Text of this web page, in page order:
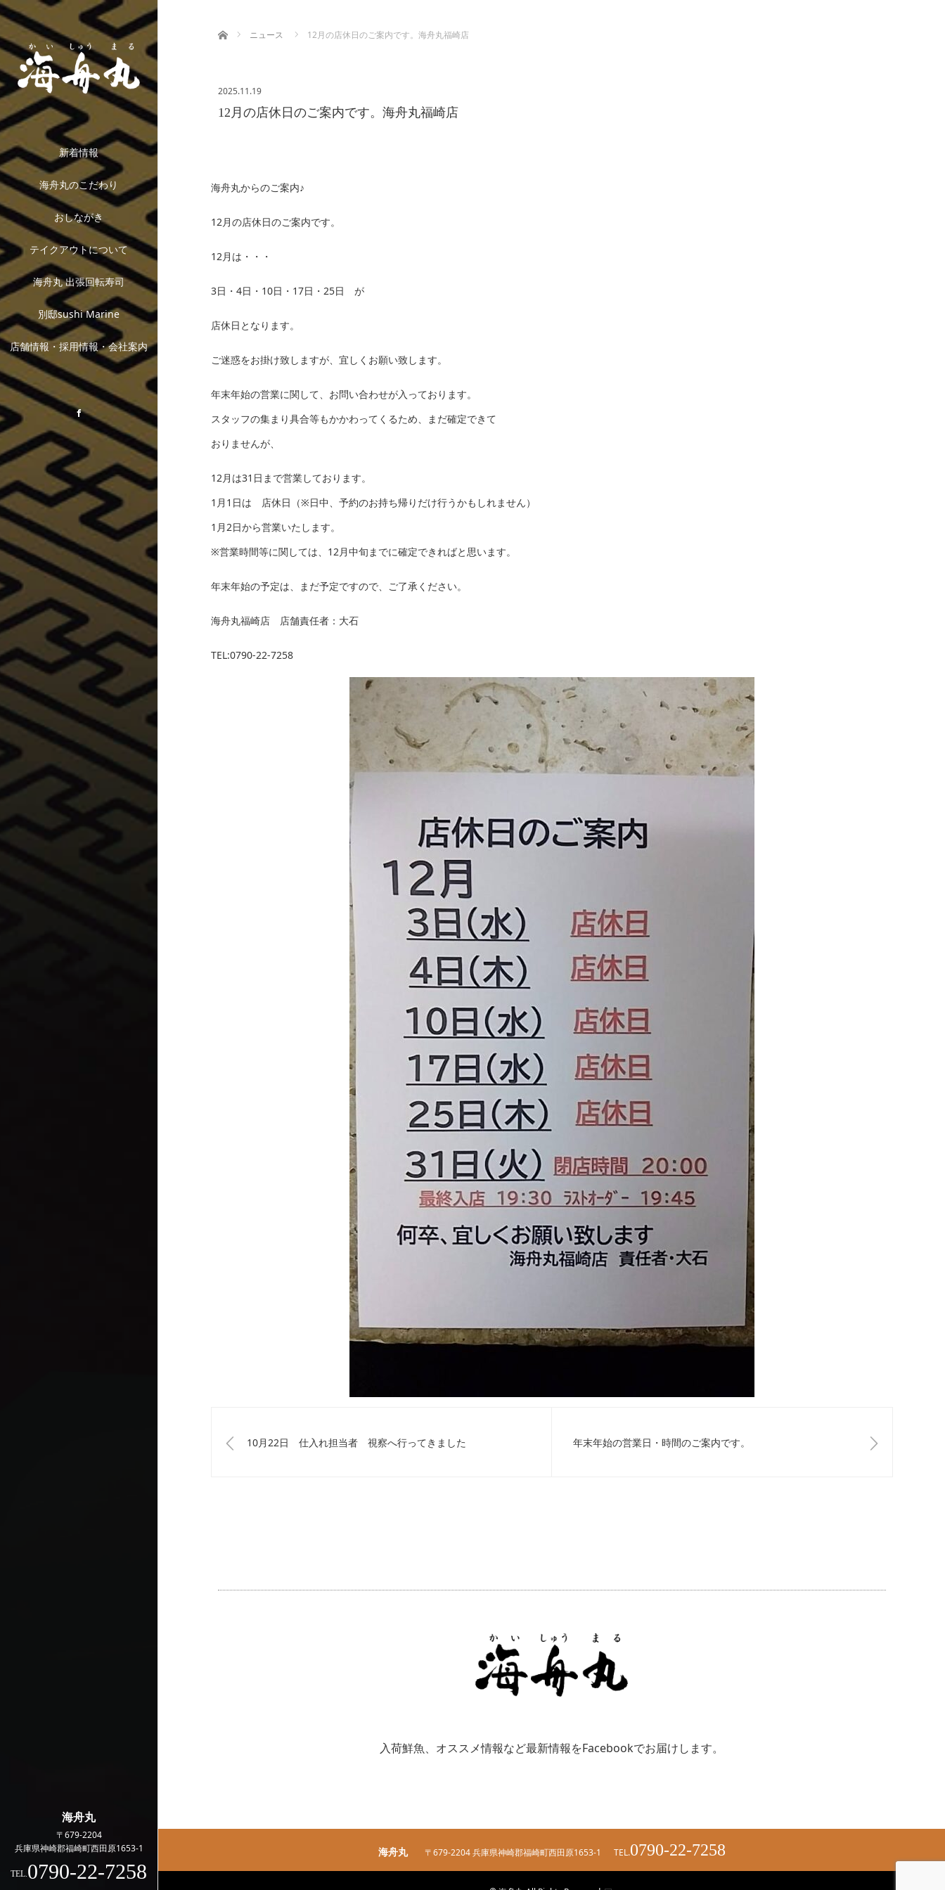
新着情報
海舟丸のこだわり
おしながき
テイクアウトについて
海舟丸 出張回転寿司
別邸sushi Marine
店舗情報・採用情報・会社案内
Facebook
海舟丸
〒679-2204
兵庫県神崎郡福崎町西田原1653-1
TEL. 0790-22-7258
ホーム ニュース 12月の店休日のご案内です。海舟丸福崎店
2025.11.19
12月の店休日のご案内です。海舟丸福崎店
海舟丸からのご案内♪
12月の店休日のご案内です。
12月は・・・
3日・4日・10日・17日・25日 が
店休日となります。
ご迷惑をお掛け致しますが、宜しくお願い致します。
年末年始の営業に関して、お問い合わせが入っております。
スタッフの集まり具合等もかかわってくるため、まだ確定できて
おりませんが、
12月は31日まで営業しております。
1月1日は 店休日（※日中、予約のお持ち帰りだけ行うかもしれません）
1月2日から営業いたします。
※営業時間等に関しては、12月中旬までに確定できればと思います。
年末年始の予定は、まだ予定ですので、ご了承ください。
海舟丸福崎店 店舗責任者：大石
TEL:0790-22-7258
10月22日 仕入れ担当者 視察へ行ってきました 年末年始の営業日・時間のご案内です。
入荷鮮魚、オススメ情報など最新情報をFacebookでお届けします。
海舟丸 〒679-2204 兵庫県神崎郡福崎町西田原1653-1 TEL.0790-22-7258